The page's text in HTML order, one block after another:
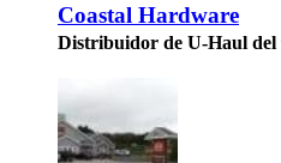
Coastal Hardware
Distribuidor de U-Haul del